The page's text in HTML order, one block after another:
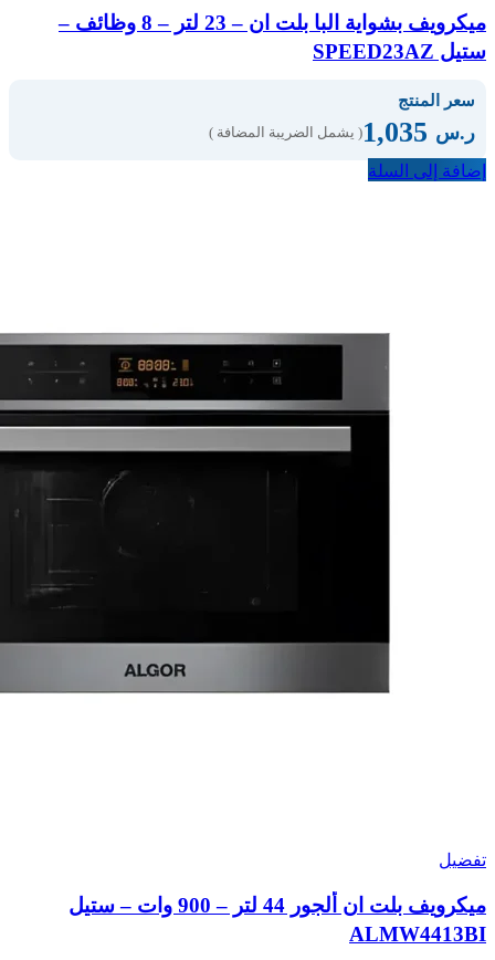
ميكرويف بشواية البا بلت ان – 23 لتر – 8 وظائف –
ستيل SPEED23AZ
سعر المنتج
ر.س ( يشمل الضريبة المضافة )
إضافة إلى السلة
تفضيل
ميكرويف بلت ان ألجور 44 لتر – 900 وات – ستيل
ALMW4413BI